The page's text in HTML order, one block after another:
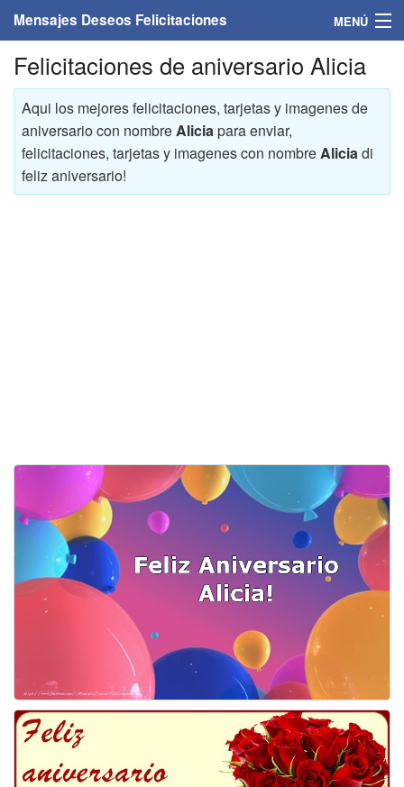
Mensajes Deseos Felicitaciones MENÚ
Home
Mensajes
Felicitaciones
Felicitaciones con nombres
Entrar
Felicitaciones de aniversario Alicia
Aqui los mejores felicitaciones, tarjetas y imagenes de
aniversario con nombre Alicia para enviar,
felicitaciones, tarjetas y imagenes con nombre Alicia di
feliz aniversario!